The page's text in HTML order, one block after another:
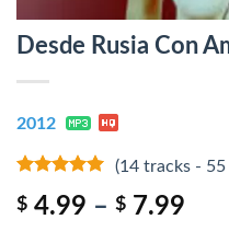
Desde Rusia Con
2012
(14 tracks - 55
$ 4.99 – $ 7.99